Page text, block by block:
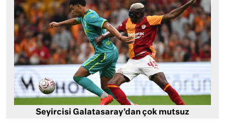
Seyircisi Galatasaray’dan çok mutsuz